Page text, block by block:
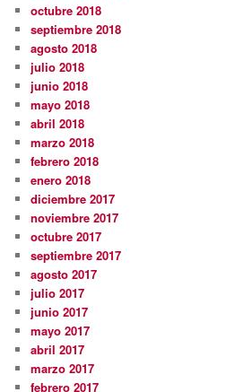
octubre 2018
septiembre 2018
agosto 2018
julio 2018
junio 2018
mayo 2018
abril 2018
marzo 2018
febrero 2018
enero 2018
diciembre 2017
noviembre 2017
octubre 2017
septiembre 2017
agosto 2017
julio 2017
junio 2017
mayo 2017
abril 2017
marzo 2017
febrero 2017